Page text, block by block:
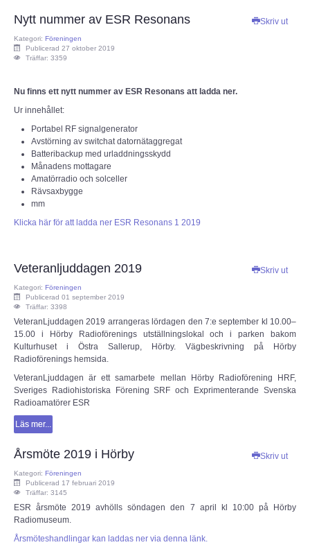
Om ESR
Stadgar (pdf)
Målbild (pdf)
Hänt i ESR
ESR - Omvärldsbevakning
Radioskolan - Telegrafi
GDPR
Samarbetspartners
Rikstäckande föreningar
TEKNIK
Antenner och antennsystem
Digitalteknik
Skriv ut
Nytt nummer av ESR Resonans
Kategori: Föreningen
Publicerad 27 oktober 2019
Träffar: 3359
Nu finns ett nytt nummer av ESR Resonans att ladda ner.
Ur innehållet:
Portabel RF signalgenerator
Avstörning av switchat datornätaggregat
Batteribackup med urladdningsskydd
Månadens mottagare
Amatörradio och solceller
Rävsaxbygge
mm
Klicka här för att ladda ner ESR Resonans 1 2019
Skriv ut
Veteranljuddagen 2019
Kategori: Föreningen
Publicerad 01 september 2019
Träffar: 3398
VeteranLjuddagen 2019 arrangeras lördagen den 7:e september kl 10.00–
15.00 i Hörby Radioförenings utställningslokal och i parken bakom
Kulturhuset i Östra Sallerup, Hörby. Vägbeskrivning på Hörby
Radioförenings hemsida.
VeteranLjuddagen är ett samarbete mellan Hörby Radioförening HRF,
Sveriges Radiohistoriska Förening SRF och Exprimenterande Svenska
Radioamatörer ESR
Läs mer...
Skriv ut
Årsmöte 2019 i Hörby
Kategori: Föreningen
Publicerad 17 februari 2019
Träffar: 3145
ESR årsmöte 2019 avhölls söndagen den 7 april kl 10:00 på Hörby
Radiomuseum.
Årsmöteshandlingar kan laddas ner via denna länk.